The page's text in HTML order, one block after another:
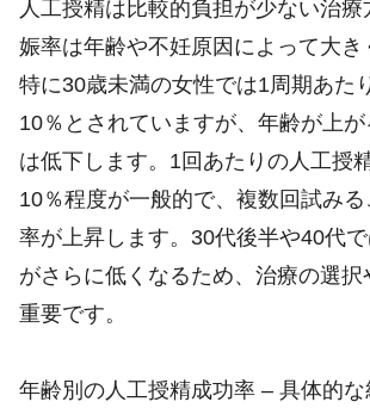
人工授精は比較的負担が少ない治
娠率は年齢や不妊原因によって大き
特に30歳未満の女性では1周期あた
10％とされていますが、年齢が上
は低下します。1回あたりの人工授
10％程度が一般的で、複数回試み
率が上昇します。30代後半や40代
がさらに低くなるため、治療の選
重要です。
年齢別の人工授精成功率 – 具体的な